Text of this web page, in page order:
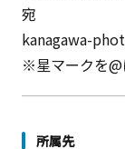
宛
kanagawa-
※星マークを@
所属先